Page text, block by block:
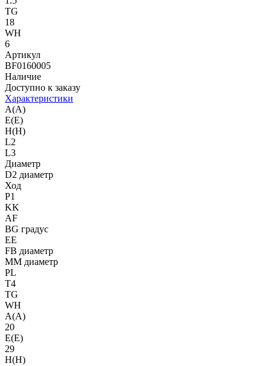
TG
18
WH
6
Артикул
BF0160005
Наличие
Доступно к заказу
Характеристики
A(A)
E(E)
H(H)
L2
L3
Диаметр
D2 диаметр
Ход
P1
KK
AF
BG градус
EE
FB диаметр
MM диаметр
PL
T4
TG
WH
A(A)
20
E(E)
29
H(H)